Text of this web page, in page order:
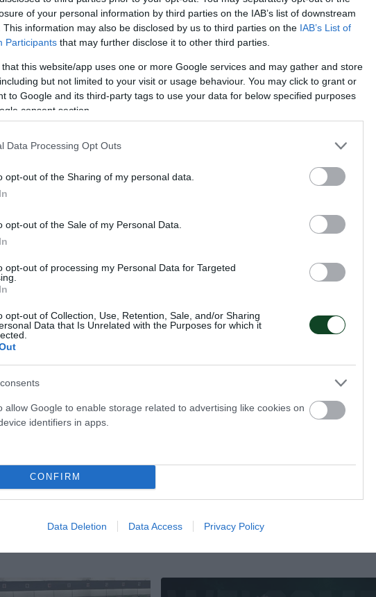
of your personal information by third parties on the IAB’s list of downstream
This information may also be disclosed by us to third parties on the IAB’s List of
Participants that may further disclose it to other third parties.
that this website/app uses one or more Google services and may gather and store
but not limited to your visit or usage behaviour. You may click to grant or
to Google and its third-party tags to use your data for below specified purposes
consent section.
Data Processing Opt Outs
opt-out of the Sharing of my personal data.
opt-out of the Sale of my Personal Data.
opt-out of processing my Personal Data for Targeted
opt-out of Collection, Use, Retention, Sale, and/or Sharing
Data that Is Unrelated with the Purposes for which it
allow Google to enable storage related to advertising like cookies on
identifiers in apps.
CONFIRM
Data Deletion Data Access Privacy Policy
Κατερίνα Τόλιου 0-3 (3-11, 6-11, 9-11)
στο τιμόνι και τη
ανανέωση της
Νίκο Ζέρβα.
ΠΟΝΓΚ ΓΥΝΑΙΚΩΝ
Το σήκωσε στο ΣΕΦ!
πονγκ γυναικών στο ΣΕΦ έπειτα από 52
χρόνια. Στη δεύτερη θέση τερμάτισαν οι
άνδρες.